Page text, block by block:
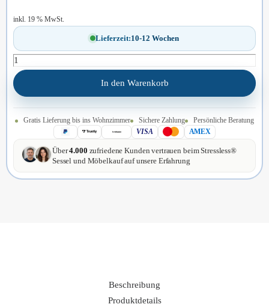
inkl. 19 % MwSt.
Lieferzeit:10-12 Wochen
Relaxsessel
Sitz.Konzept
|
mit
elektrischer
Menge
In den Warenkorb
Gratis Lieferung bis ins Wohnzimmer Sichere Zahlung
Persönliche Beratung
VISA
AMEX
Über4.000 zufriedene Kunden vertrauen beim Stressless®
Sessel und Möbelkauf auf unsere Erfahrung
Beschreibung
Produktdetails